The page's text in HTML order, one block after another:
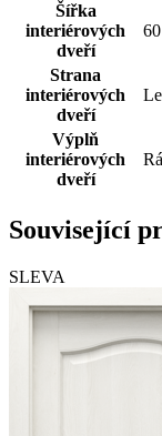
Šířka
interiérových
dveří
Strana
interiérových
dveří
Výplň
interiérových
dveří
Související
SLEVA